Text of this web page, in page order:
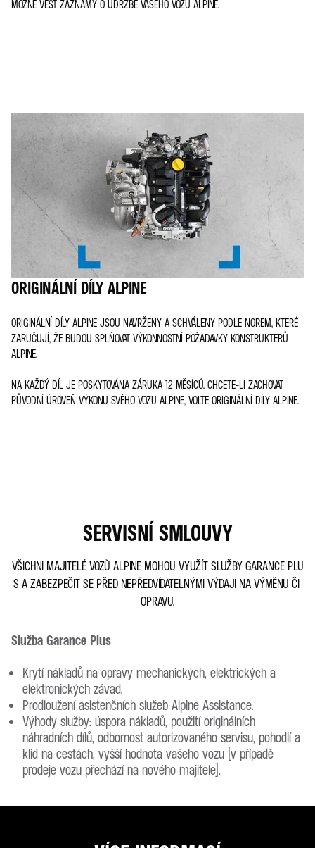
MOŽNÉ VÉST ZÁZNAMY O ÚDRŽBĚ VAŠEHO VOZU ALPINE.
ORIGINÁLNÍ DÍLY ALPINE
ORIGINÁLNÍ DÍLY ALPINE JSOU NAVRŽENY A SCHVÁLENY PODLE NOREM, KTERÉ
ZARUČUJÍ, ŽE BUDOU SPLŇOVAT VÝKONNOSTNÍ POŽADAVKY KONSTRUKTÉRŮ
ALPINE.
NA KAŽDÝ DÍL JE POSKYTOVÁNA ZÁRUKA 12 MĚSÍCŮ. CHCETE-LI ZACHOVAT
PŮVODNÍ ÚROVEŇ VÝKONU SVÉHO VOZU ALPINE, VOLTE ORIGINÁLNÍ DÍLY ALPINE.
SERVISNÍ SMLOUVY
VŠICHNI MAJITELÉ VOZŮ ALPINE MOHOU VYUŽÍT SLUŽBY GARANCE PLU
S A ZABEZPEČIT SE PŘED NEPŘEDVÍDATELNÝMI VÝDAJI NA VÝMĚNU ČI
OPRAVU.
Služba Garance Plus
Krytí nákladů na opravy mechanických, elektrických a
elektronických závad.
Prodloužení asistenčních služeb Alpine Assistance.
Výhody služby: úspora nákladů, použití originálních
náhradních dílů, odbornost autorizovaného servisu, pohodlí a
klid na cestách, vyšší hodnota vašeho vozu (v případě
prodeje vozu přechází na nového majitele).